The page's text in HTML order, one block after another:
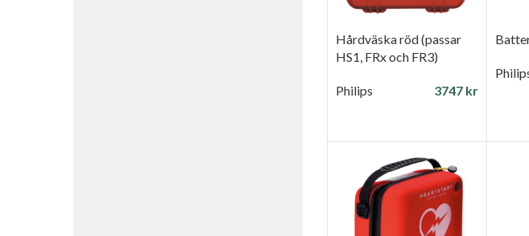
Hårdväska röd (passar
HS1, FRx och FR3)
Philips 3747 kr